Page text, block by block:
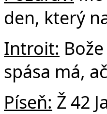
den, který
Introit:
spása má,
Píseň: Ž 42